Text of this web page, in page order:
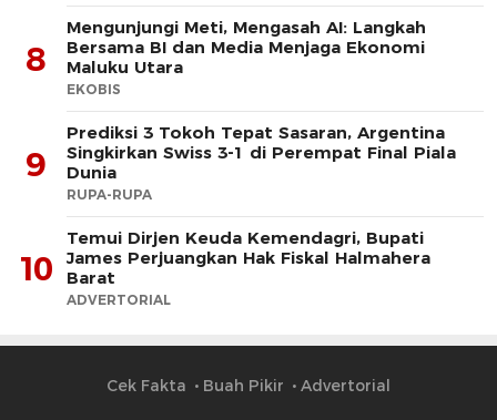
8
Mengunjungi Meti, Mengasah AI: Langkah
Bersama BI dan Media Menjaga Ekonomi
Maluku Utara
EKOBIS
9
Prediksi 3 Tokoh Tepat Sasaran, Argentina
Singkirkan Swiss 3-1 di Perempat Final Piala
Dunia
RUPA-RUPA
10
​Temui Dirjen Keuda Kemendagri, Bupati
James Perjuangkan Hak Fiskal Halmahera
Barat
ADVERTORIAL
Cek Fakta Buah Pikir Advertorial